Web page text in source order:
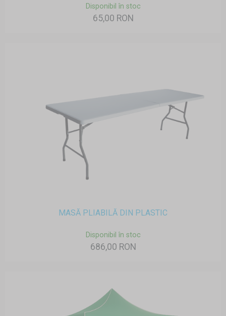
Disponibil în stoc
65,00 RON
MASĂ PLIABILĂ DIN PLASTIC
Disponibil în stoc
686,00 RON